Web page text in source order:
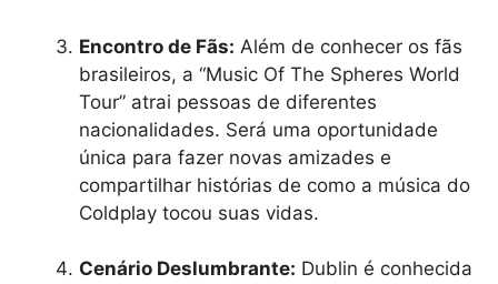
Encontro de Fãs: Além de conhecer os fãs
brasileiros, a “Music Of The Spheres World
Tour” atrai pessoas de diferentes
nacionalidades. Será uma oportunidade
única para fazer novas amizades e
compartilhar histórias de como a música do
Coldplay tocou suas vidas.
Cenário Deslumbrante: Dublin é conhecida